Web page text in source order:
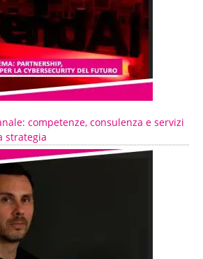
competenze, consulenza e servizi
strategia